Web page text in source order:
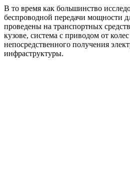
В то время как большинство
беспроводной передачи мощности
проведены на транспортных
кузове, система с приводом от
непосредственного получения
инфраструктуры.